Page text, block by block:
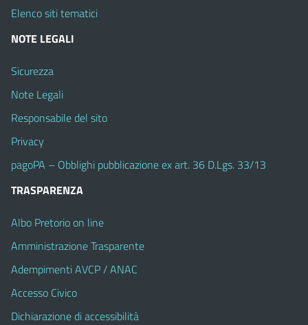
Elenco siti tematici
NOTE LEGALI
Sicurezza
Note Legali
Responsabile del sito
Privacy
pagoPA – Obblighi pubblicazione ex art. 36 D.Lgs. 33/13
TRASPARENZA
Albo Pretorio on line
Amministrazione Trasparente
Adempimenti AVCP / ANAC
Accesso Civico
Dichiarazione di accessibilità